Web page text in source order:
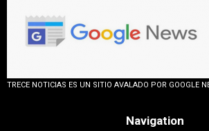
TRECE NOTICIAS ES UN SITIO AVALADO POR GOOGLE
Navigation